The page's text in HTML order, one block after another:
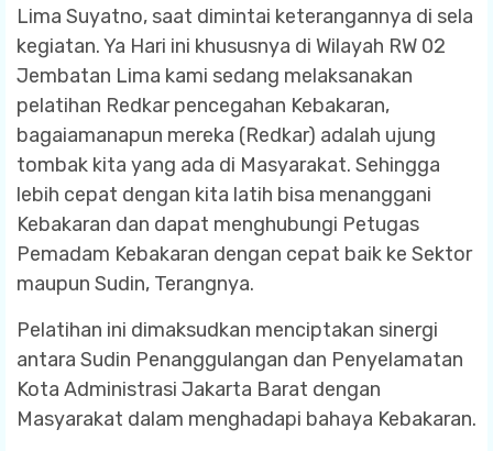
Lima Suyatno, saat dimintai keterangannya di sela
kegiatan. Ya Hari ini khususnya di Wilayah RW 02
Jembatan Lima kami sedang melaksanakan
pelatihan Redkar pencegahan Kebakaran,
bagaiamanapun mereka (Redkar) adalah ujung
tombak kita yang ada di Masyarakat. Sehingga
lebih cepat dengan kita latih bisa menanggani
Kebakaran dan dapat menghubungi Petugas
Pemadam Kebakaran dengan cepat baik ke Sektor
maupun Sudin, Terangnya.
Pelatihan ini dimaksudkan menciptakan sinergi
antara Sudin Penanggulangan dan Penyelamatan
Kota Administrasi Jakarta Barat dengan
Masyarakat dalam menghadapi bahaya Kebakaran.